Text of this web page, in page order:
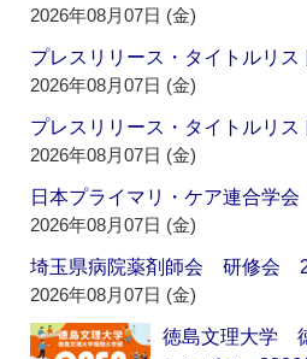
2026年08月07日 (金)
プレスリリース・タイトルリ
2026年08月07日 (金)
プレスリリース・タイトルリ
2026年08月07日 (金)
日本プライマリ・ケア連合学
2026年08月07日 (金)
埼玉県病院薬剤師会 研修会
2026年08月07日 (金)
徳島文理大学